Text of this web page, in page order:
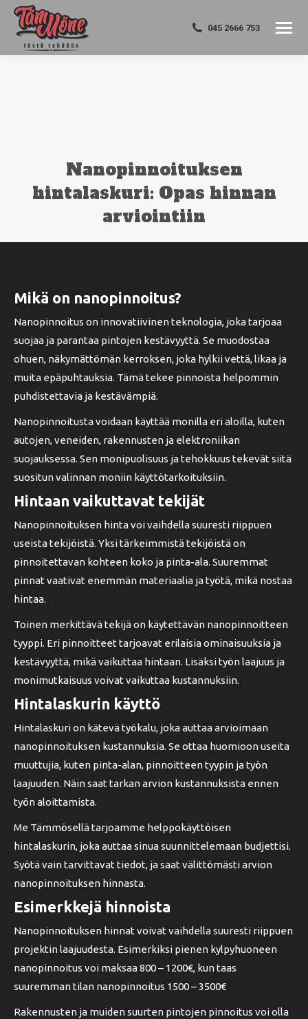
045 2666 753
Nanopinnoituksen
hintalaskuri: Opas hinnan
arviointiin
Mikä on nanopinnoitus?
Nanopinnoitus on innovatiivinen teknologia, joka tarjoaa
suojaa ja parantaa pintojen kestävyyttä. Se muodostaa
ohuen, näkymättömän kerroksen, joka hylkii vettä, likaa ja
muita epäpuhtauksia. Tämä tekee pinnoista helpommin
puhdistettavia ja kestävämpiä.
Nanopinnoitusta voidaan käyttää monilla eri aloilla, kuten
autojen, veneiden, rakennusten ja elektroniikan
suojauksessa. Sen monipuolisuus ja tehokkuus tekevät siitä
suositun valinnan moniin käyttötarkoituksiin.
Hintaan vaikuttavat tekijät
Nanopinnoituksen hinta voi vaihdella suuresti riippuen
useista tekijöistä. Yksi tärkeimmistä tekijöistä on
pinnoitettavan kohteen koko ja pinta-ala. Suuremmat
pinnat vaativat enemmän materiaalia ja työtä, mikä nostaa
hintaa.
Toinen merkittävä tekijä on käytettävän nanopinnoitteen
tyyppi. Eri pinnoitteet tarjoavat erilaisia ominaisuuksia ja
kestävyyttä, mikä vaikuttaa hintaan. Lisäksi työn laajuus ja
monimutkaisuus voivat vaikuttaa kustannuksiin.
Hintalaskurin käyttö
Hintalaskuri on kätevä työkalu, joka auttaa arvioimaan
nanopinnoituksen kustannuksia. Se ottaa huomioon useita
muuttujia, kuten pinta-alan, pinnoitteen tyypin ja työn
laajuuden. Näin saat tarkan arvion kustannuksista ennen
työn aloittamista.
Me Tämmösellä tarjoamme helppokäyttöisen
hintalaskurin, joka auttaa sinua suunnittelemaan budjettisi.
Syötä vain tarvittavat tiedot, ja saat välittömästi arvion
nanopinnoituksen hinnasta.
Esimerkkejä hinnoista
Nanopinnoituksen hinnat voivat vaihdella suuresti riippuen
projektin laajuudesta. Esimerkiksi pienen kylpyhuoneen
nanopinnoitus voi maksaa 800 – 1200€, kun taas
suuremman tilan nanopinnoitus 1500 – 3500€
Rakennusten ja muiden suurten pintojen pinnoitus voi olla